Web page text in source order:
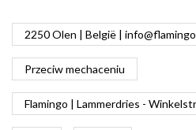
2250 Olen | België |
Przeciw mechaceniu
Flamingo | Lammerdries -